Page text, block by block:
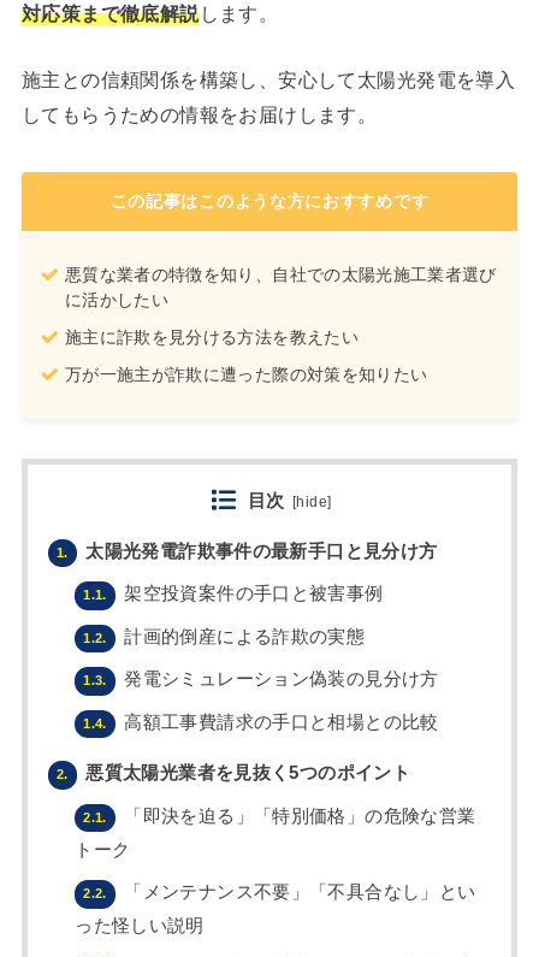
対応策まで徹底解説します。
施主との信頼関係を構築し、安心して太陽光発電を導入
してもらうための情報をお届けします。
この記事はこのような方におすすめです
悪質な業者の特徴を知り、自社での太陽光施工業者選び
に活かしたい
施主に詐欺を見分ける方法を教えたい
万が一施主が詐欺に遭った際の対策を知りたい
目次 [hide]
1. 太陽光発電詐欺事件の最新手口と見分け方
1.1. 架空投資案件の手口と被害事例
1.2. 計画的倒産による詐欺の実態
1.3. 発電シミュレーション偽装の見分け方
1.4. 高額工事費請求の手口と相場との比較
2. 悪質太陽光業者を見抜く5つのポイント
2.1.
「即決を迫る」「特別価格」の危険な営業
トーク
2.2.
「メンテナンス不要」「不具合なし」とい
った怪しい説明